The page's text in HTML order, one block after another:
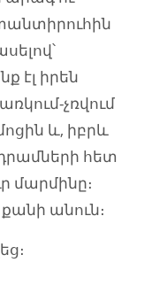
էլ իրեն
չռվում
և, իբրև
հետ
մարմինը։
քանի անուն։